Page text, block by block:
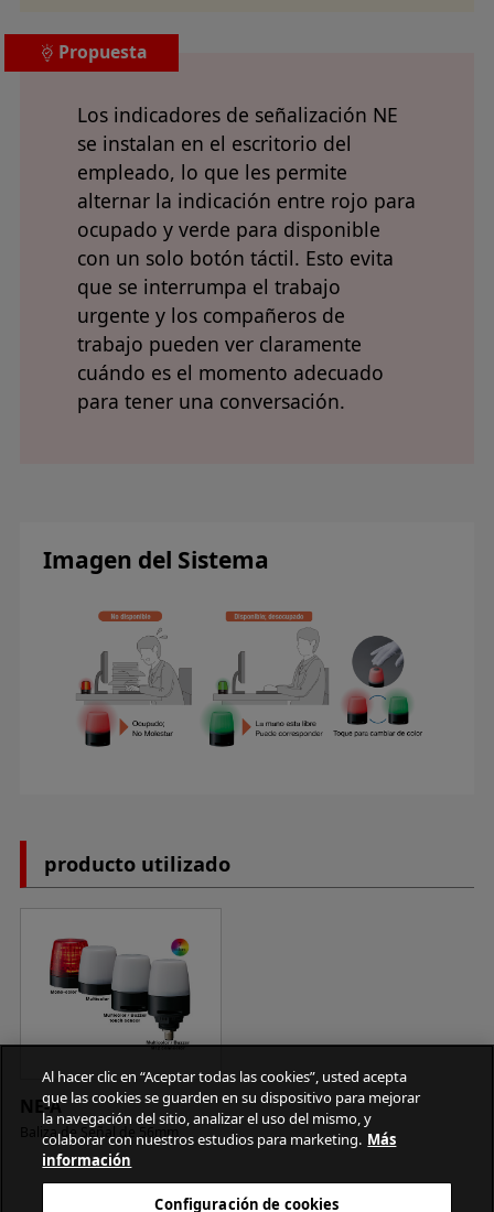
Propuesta
Los indicadores de señalización NE
se instalan en el escritorio del
empleado, lo que les permite
alternar la indicación entre rojo para
ocupado y verde para disponible
con un solo botón táctil. Esto evita
que se interrumpa el trabajo
urgente y los compañeros de
trabajo pueden ver claramente
cuándo es el momento adecuado
para tener una conversación.
Imagen del Sistema
producto utilizado
NE-A
Baliza de Señal de 56mm
Al hacer clic en “Aceptar todas las cookies”, usted acepta
que las cookies se guarden en su dispositivo para mejorar
la navegación del sitio, analizar el uso del mismo, y
colaborar con nuestros estudios para marketing. Más
información
Configuración de cookies